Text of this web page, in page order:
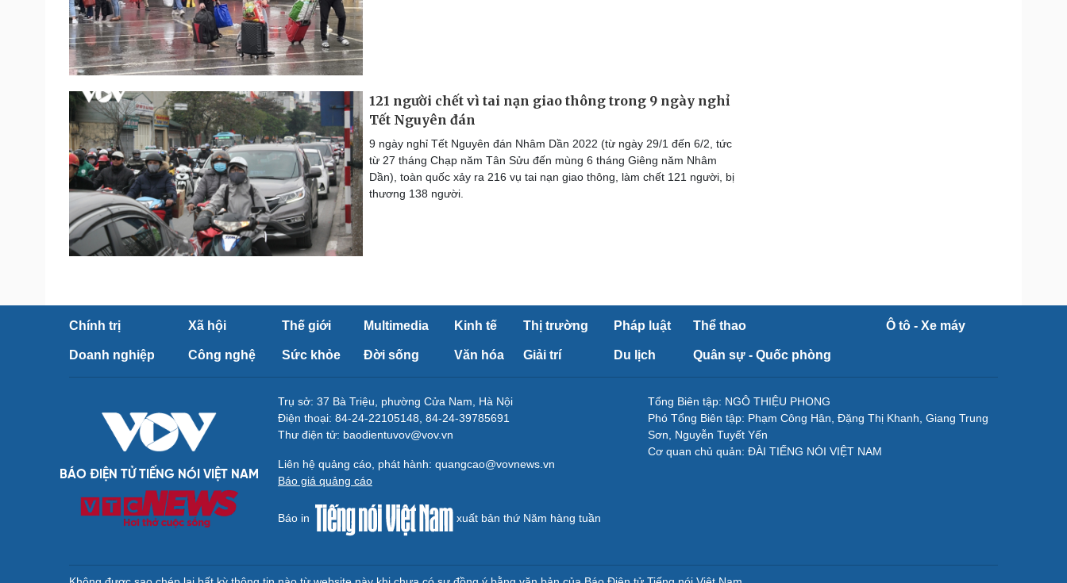
121 người chết vì tai nạn giao thông trong 9 ngày nghỉ
Tết Nguyên đán
9 ngày nghỉ Tết Nguyên đán Nhâm Dần 2022 (từ ngày 29/1 đến 6/2, tức
từ 27 tháng Chạp năm Tân Sửu đến mùng 6 tháng Giêng năm Nhâm
Dần), toàn quốc xảy ra 216 vụ tai nạn giao thông, làm chết 121 người, bị
thương 138 người.
Chính trị Xã hội Thế giới Multimedia Kinh tế Thị trường Pháp luật Thể thao Ô tô - Xe máy
Doanh nghiệp Công nghệ Sức khỏe Đời sống Văn hóa Giải trí Du lịch Quân sự - Quốc phòng
BÁO ĐIỆN TỬ TIẾNG NÓI VIỆT NAM
Trụ sở: 37 Bà Triệu, phường Cửa Nam, Hà Nội
Điện thoại: 84-24-22105148, 84-24-39785691
Thư điện tử: baodientuvov@vov.vn
Liên hệ quảng cáo, phát hành: quangcao@vovnews.vn
Báo giá quảng cáo
Báo in xuất bản thứ Năm hàng tuần
Tổng Biên tập: NGÔ THIỆU PHONG
Phó Tổng Biên tập: Phạm Công Hân, Đặng Thị Khanh, Giang Trung
Sơn, Nguyễn Tuyết Yến
Cơ quan chủ quản: ĐÀI TIẾNG NÓI VIỆT NAM